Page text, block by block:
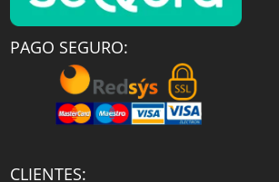
PAGO SEGURO:
CLIENTES: